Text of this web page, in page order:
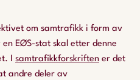
om samtrafikk i form av
EØS-stat skal etter denne
I samtrafikkforskriften er det
andre deler av